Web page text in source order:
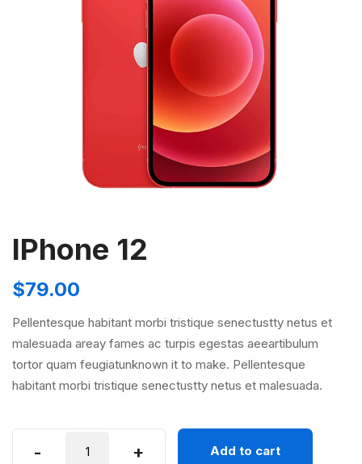
IPhone 12
$79.00
Pellentesque habitant morbi tristique senectustty netus et
malesuada areay fames ac turpis egestas aeeartibulum
tortor quam feugiatunknown it to make. Pellentesque
habitant morbi tristique senectustty netus et malesuada.
- + Add to cart